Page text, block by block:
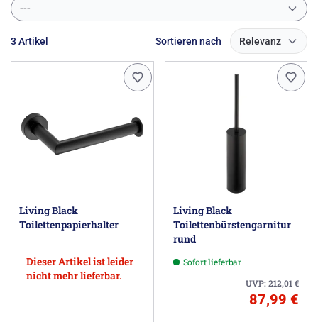
---
3 Artikel Sortieren nach Relevanz
Living Black
Toilettenpapierhalter
Dieser Artikel ist leider
nicht mehr lieferbar.
Living Black
Toilettenbürstengarnitur
rund
Sofort lieferbar
UVP:212,01€
87,99 €